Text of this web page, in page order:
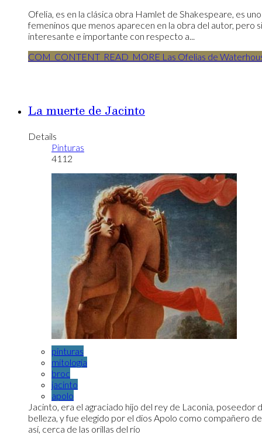
Ofelia, es en la clásica obra Hamlet de Shakespeare, es
femeninos que menos aparecen en la obra del autor, pero
interesante e importante con respecto a...
COM_CONTENT_READ_MORE Las Ofelias de
La muerte de Jacinto
Details
Pinturas
4112
pinturas
mitologia
broc
jacinto
apolo
Jacinto, era el agraciado hijo del rey de Laconia, poseedor
belleza, y fue elegido por el dios Apolo como compañero
así, cerca de las orillas del río